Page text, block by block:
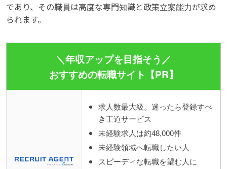
であり、その職員は高度な専門知識と政策立案能力が求め
られます。
＼年収アップを目指そう／
おすすめの転職サイト【PR】
求人数最大級。迷ったら登録すべ
き王道サービス
未経験求人は約48,000件
未経験領域へ転職したい人
スピーディな転職を望む人に